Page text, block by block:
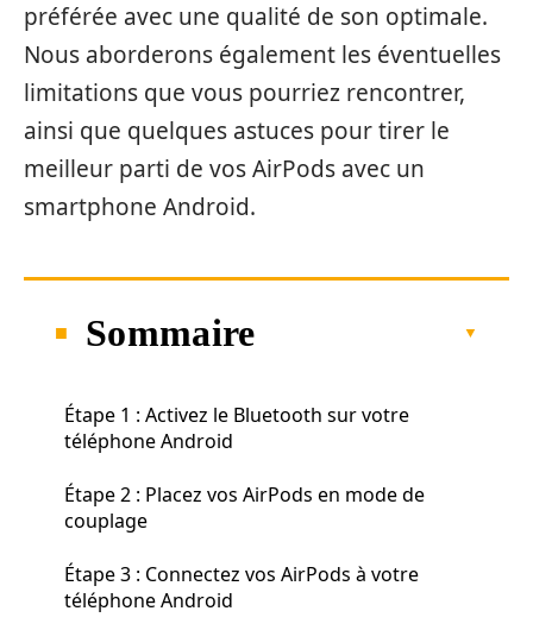
préférée avec une qualité de son optimale.
Nous aborderons également les éventuelles
limitations que vous pourriez rencontrer,
ainsi que quelques astuces pour tirer le
meilleur parti de vos AirPods avec un
smartphone Android.
Sommaire
Étape 1 : Activez le Bluetooth sur votre
téléphone Android
Étape 2 : Placez vos AirPods en mode de
couplage
Étape 3 : Connectez vos AirPods à votre
téléphone Android